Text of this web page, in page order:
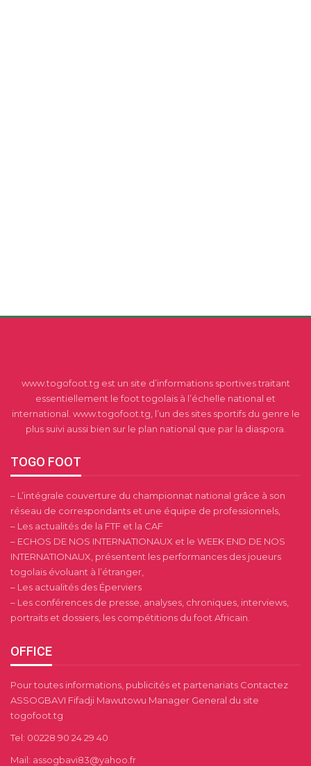
www.togofoot.tg est un site d’informations sportives traitant
essentiellement le foot togolais à l’échelle national et
international. www.togofoot.tg, l’un des sites sportifs du genre le
plus suivi aussi bien sur le plan national que par la diaspora.
TOGO FOOT
– L’intégrale couverture du championnat national grâce à son
réseau de correspondants et une équipe de professionnels,
– Les actualités de la FTF et la CAF
– ECHOS DE NOS INTERNATIONAUX et le WEEK END DE NOS
INTERNATIONAUX, présentent les performances des joueurs
togolais évoluant à l’étranger,
– Les actualités des Éperviers
– Les conférences de presse, analyses, chroniques, interviews,
portraits et dossiers, les compétitions du foot Africain.
OFFICE
Pour toutes informations, publicités et partenariats Contactez
ASSOGBAVI Fifadji Mawutowu Manager General du site
togofoot.tg
Tel: 00228 90 24 29 40
Mail: assogbavi83@yahoo.fr